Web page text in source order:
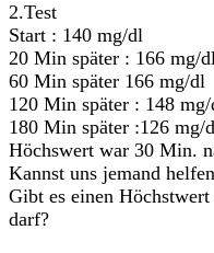
2.Test
Start : 140 mg/dl
20 Min später : 166 mg/
60 Min später 166 mg/dl
120 Min später : 148
180 Min später :126 mg/
Höchswert war 30 Min.
Kannst uns jemand
Gibt es einen Höchstwert
darf?